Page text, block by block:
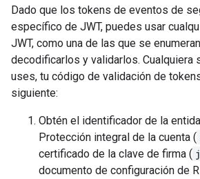
Dado que los tokens de eventos de
específico de JWT, puedes usar
JWT, como una de las que se
decodificarlos y validarlos. Cualquiera
uses, tu código de validación de
siguiente:
Obtén el identificador de la
Protección integral de la cuenta (
certificado de la clave de firma (
documento de configuración de